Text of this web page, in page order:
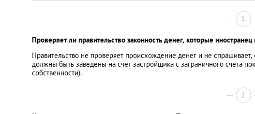
1
Проверяет ли правительство законность денег, которые
Правительство не проверяет происхождение денег и не
должны быть заведены на счет застройщика с заграничного счета
собственности).
2